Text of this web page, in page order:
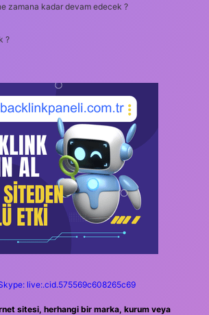
zamana kadar devam edecek ?
?
live:.cid.575569c608265c69
sitesi, herhangi bir marka, kurum veya